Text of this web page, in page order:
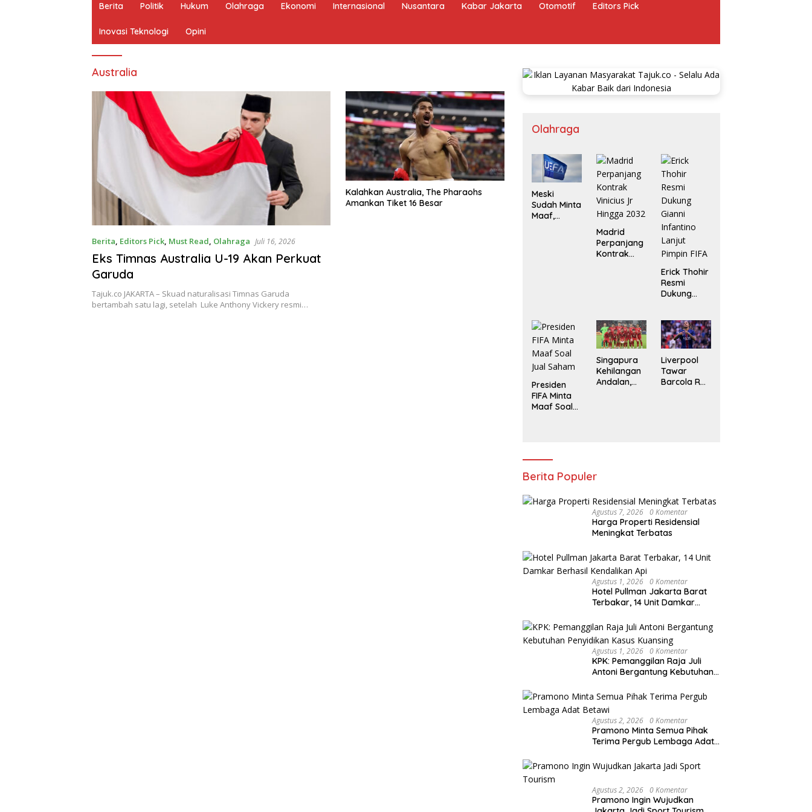
Berita Politik Hukum Olahraga Ekonomi Internasional Nusantara Kabar Jakarta Otomotif Editors Pick
Inovasi Teknologi Opini
Australia
Berita, Editors Pick, Must Read, Olahraga Juli 16, 2026
Eks Timnas Australia U-19 Akan Perkuat
Garuda
Tajuk.co JAKARTA – Skuad naturalisasi Timnas Garuda
bertambah satu lagi, setelah Luke Anthony Vickery resmi…
Kalahkan Australia, The Pharaohs
Amankan Tiket 16 Besar
Olahraga
Meski
Sudah Minta
Maaf,
Madrid
Perpanjang
Kontrak
Erick Thohir
Resmi
Dukung
Lanjut
Pimpin FIFA
Presiden
FIFA Minta
Maaf Soal
Singapura
Kehilangan
Andalan,
Liverpool
Tawar
Barcola Rp
Berita Populer
Agustus 7, 2026 0 Komentar
Harga Properti Residensial
Meningkat Terbatas
Agustus 1, 2026 0 Komentar
Hotel Pullman Jakarta Barat
Terbakar, 14 Unit Damkar
Agustus 1, 2026 0 Komentar
KPK: Pemanggilan Raja Juli
Antoni Bergantung Kebutuhan
Agustus 2, 2026 0 Komentar
Pramono Minta Semua Pihak
Terima Pergub Lembaga Adat
Agustus 2, 2026 0 Komentar
Pramono Ingin Wujudkan